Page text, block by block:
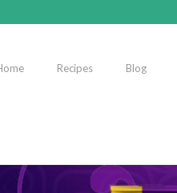
Recipes Blog